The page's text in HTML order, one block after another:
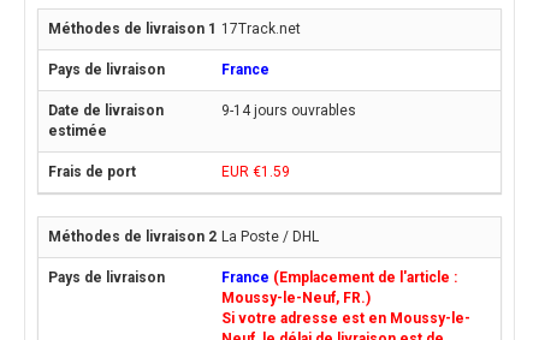
17Track.net
France
9-14 jours ouvrables
EUR €1.59
La Poste / DHL
France (Emplacement de l'article :
Moussy-le-Neuf, FR.)
Si votre adresse est en Moussy-le-